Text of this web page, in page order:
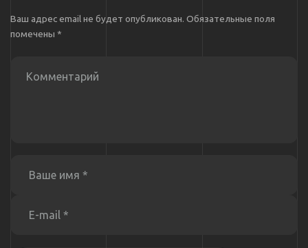
Ваш адрес email не будет опубликован. Обязательные поля
помечены *